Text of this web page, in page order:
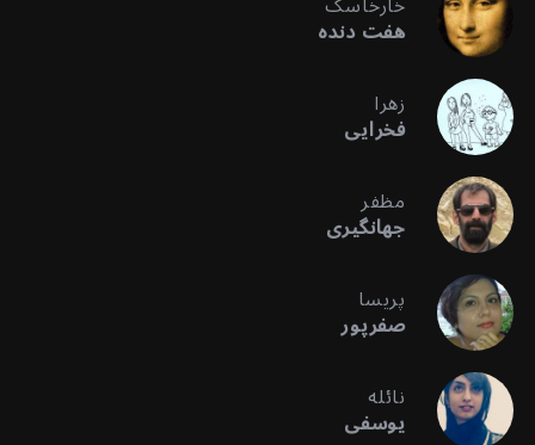
هفت دنده
زهرا
فخرایی
مظفر
جهانگیری
پریسا
صفرپور
نائله
یوسفی